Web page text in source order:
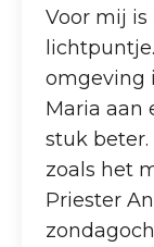
Voor mij is
omgeving
Maria aan
stuk beter.
zoals het
Priester